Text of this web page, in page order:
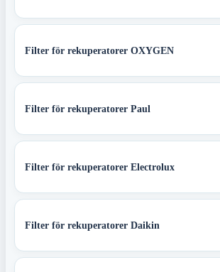
Filter för rekuperatorer OXYGEN
Filter för rekuperatorer Paul
Filter för rekuperatorer Electrolux
Filter för rekuperatorer Daikin